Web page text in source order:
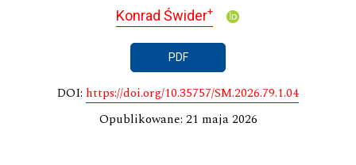
Konrad Świder+
PDF
DOI: https://doi.org/10.35757/SM.2026.79.1.04
Opublikowane: 21 maja 2026